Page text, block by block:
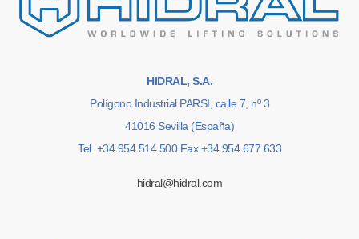
HIDRAL, S.A.
Polígono Industrial PARSI, calle 7, nº 3
41016 Sevilla (España)
Tel. +34 954 514 500 Fax +34 954 677 633
hidral@hidral.com